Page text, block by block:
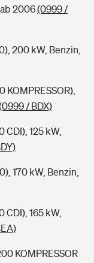
2006(0999 /
200 kW, Benzin,
/ BDX)
125 kW,
170 kW, Benzin,
165 kW,
KOMPRESSOR